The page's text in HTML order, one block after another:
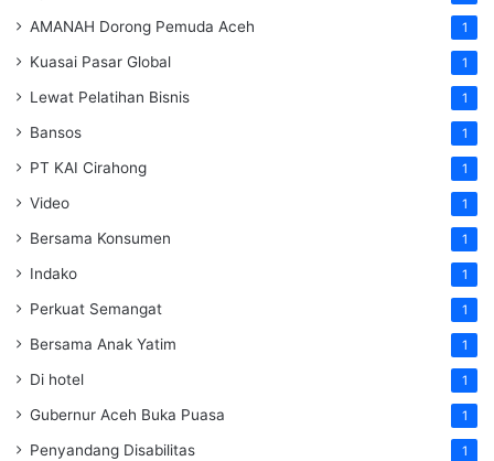
AMANAH Dorong Pemuda Aceh 1
Kuasai Pasar Global 1
Lewat Pelatihan Bisnis 1
Bansos 1
PT KAI Cirahong 1
Video 1
Bersama Konsumen 1
Indako 1
Perkuat Semangat 1
Bersama Anak Yatim 1
Di hotel 1
Gubernur Aceh Buka Puasa 1
Penyandang Disabilitas 1